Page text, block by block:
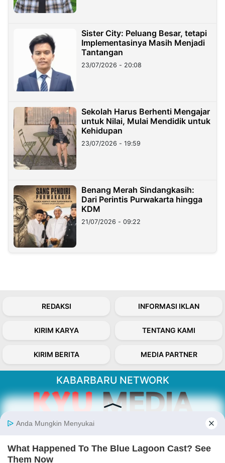
Sister City: Peluang Besar, tetapi
Implementasinya Masih Menjadi
Tantangan
23/07/2026 - 20:08
Sekolah Harus Berhenti Mengajar
untuk Nilai, Mulai Mendidik untuk
Kehidupan
23/07/2026 - 19:59
Benang Merah Sindangkasih:
Dari Perintis Purwakarta hingga
KDM
21/07/2026 - 09:22
REDAKSI INFORMASI IKLAN
KIRIM KARYA TENTANG KAMI
KIRIM BERITA MEDIA PARTNER
KABARBARU NETWORK